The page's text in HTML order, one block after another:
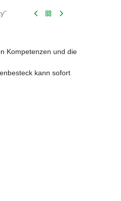
Kompetenzen und die
kann sofort